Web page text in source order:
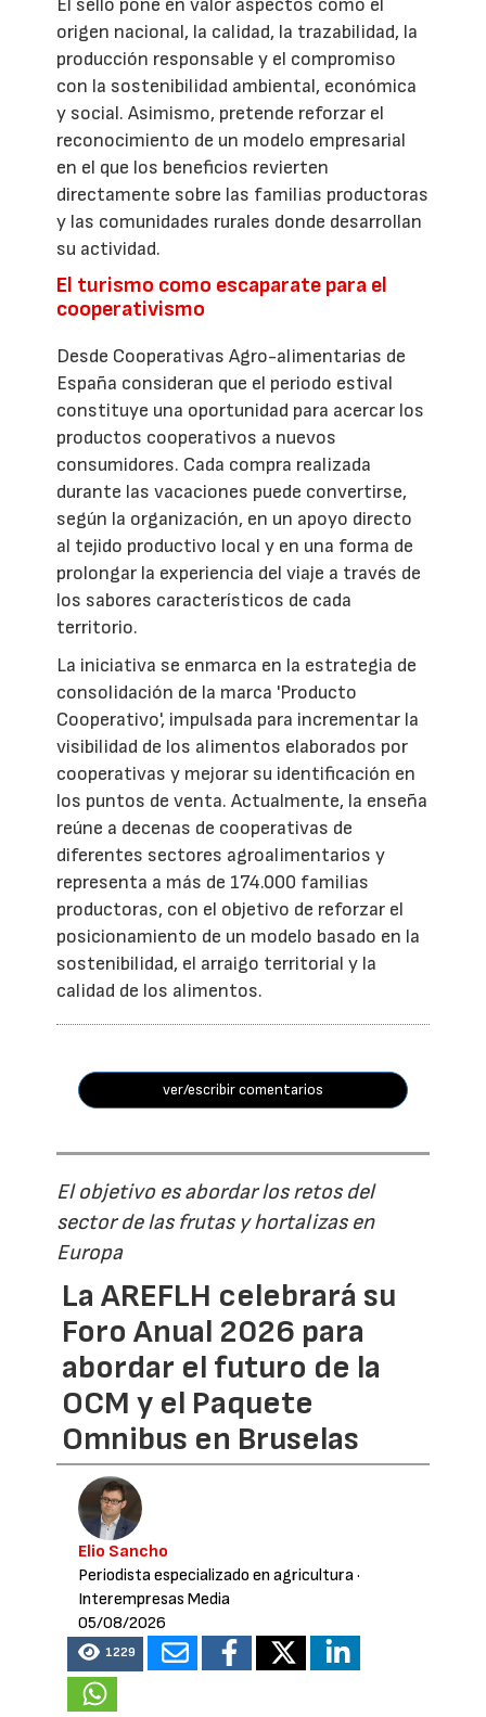
El sello pone en valor aspectos como el
origen nacional, la calidad, la trazabilidad, la
producción responsable y el compromiso
con la sostenibilidad ambiental, económica
y social. Asimismo, pretende reforzar el
reconocimiento de un modelo empresarial
en el que los beneficios revierten
directamente sobre las familias productoras
y las comunidades rurales donde desarrollan
su actividad.
El turismo como escaparate para el
cooperativismo
Desde Cooperativas Agro-alimentarias de
España consideran que el periodo estival
constituye una oportunidad para acercar los
productos cooperativos a nuevos
consumidores. Cada compra realizada
durante las vacaciones puede convertirse,
según la organización, en un apoyo directo
al tejido productivo local y en una forma de
prolongar la experiencia del viaje a través de
los sabores característicos de cada
territorio.
La iniciativa se enmarca en la estrategia de
consolidación de la marca 'Producto
Cooperativo', impulsada para incrementar la
visibilidad de los alimentos elaborados por
cooperativas y mejorar su identificación en
los puntos de venta. Actualmente, la enseña
reúne a decenas de cooperativas de
diferentes sectores agroalimentarios y
representa a más de 174.000 familias
productoras, con el objetivo de reforzar el
posicionamiento de un modelo basado en la
sostenibilidad, el arraigo territorial y la
calidad de los alimentos.
ver/escribir comentarios
El objetivo es abordar los retos del
sector de las frutas y hortalizas en
Europa
La AREFLH celebrará su
Foro Anual 2026 para
abordar el futuro de la
OCM y el Paquete
Omnibus en Bruselas
Elio Sancho
Periodista especializado en agricultura·
Interempresas Media
05/08/2026
1229